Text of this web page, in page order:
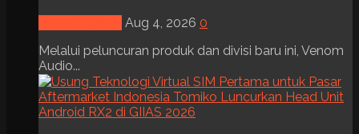
Aug 4, 2026 0
Melalui peluncuran produk dan divisi baru ini, Venom
Audio...